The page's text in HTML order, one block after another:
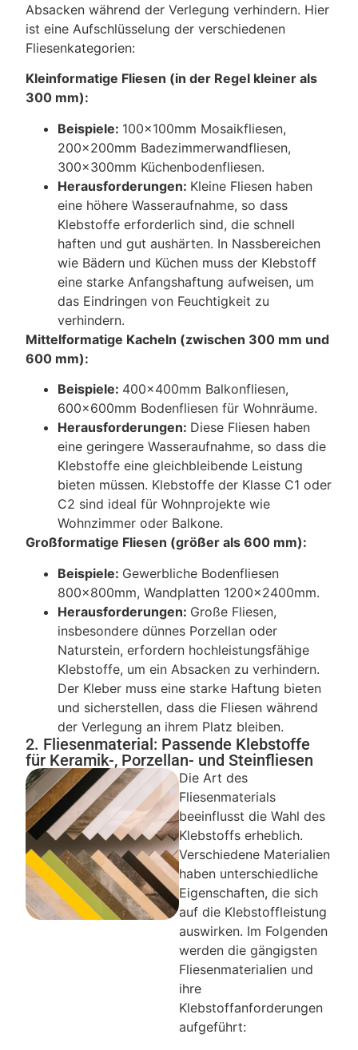
Absacken während der Verlegung verhindern. Hier
ist eine Aufschlüsselung der verschiedenen
Fliesenkategorien:
Kleinformatige Fliesen (in der Regel kleiner als
300 mm):
Beispiele: 100x100mm Mosaikfliesen,
200x200mm Badezimmerwandfliesen,
300x300mm Küchenbodenfliesen.
Herausforderungen: Kleine Fliesen haben
eine höhere Wasseraufnahme, so dass
Klebstoffe erforderlich sind, die schnell
haften und gut aushärten. In Nassbereichen
wie Bädern und Küchen muss der Klebstoff
eine starke Anfangshaftung aufweisen, um
das Eindringen von Feuchtigkeit zu
verhindern.
Mittelformatige Kacheln (zwischen 300 mm und
600 mm):
Beispiele: 400x400mm Balkonfliesen,
600x600mm Bodenfliesen für Wohnräume.
Herausforderungen: Diese Fliesen haben
eine geringere Wasseraufnahme, so dass die
Klebstoffe eine gleichbleibende Leistung
bieten müssen. Klebstoffe der Klasse C1 oder
C2 sind ideal für Wohnprojekte wie
Wohnzimmer oder Balkone.
Großformatige Fliesen (größer als 600 mm):
Beispiele: Gewerbliche Bodenfliesen
800x800mm, Wandplatten 1200x2400mm.
Herausforderungen: Große Fliesen,
insbesondere dünnes Porzellan oder
Naturstein, erfordern hochleistungsfähige
Klebstoffe, um ein Absacken zu verhindern.
Der Kleber muss eine starke Haftung bieten
und sicherstellen, dass die Fliesen während
der Verlegung an ihrem Platz bleiben.
2. Fliesenmaterial: Passende Klebstoffe
für Keramik-, Porzellan- und Steinfliesen
Die Art des
Fliesenmaterials
beeinflusst die Wahl des
Klebstoffs erheblich.
Verschiedene Materialien
haben unterschiedliche
Eigenschaften, die sich
auf die Klebstoffleistung
auswirken. Im Folgenden
werden die gängigsten
Fliesenmaterialien und
ihre
Klebstoffanforderungen
aufgeführt: